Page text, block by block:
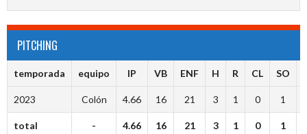
PITCHING
temporada equipo IP VB ENF H R CL SO
2023 Colón 4.66 16 21 3 1 0 1
total - 4.66 16 21 3 1 0 1